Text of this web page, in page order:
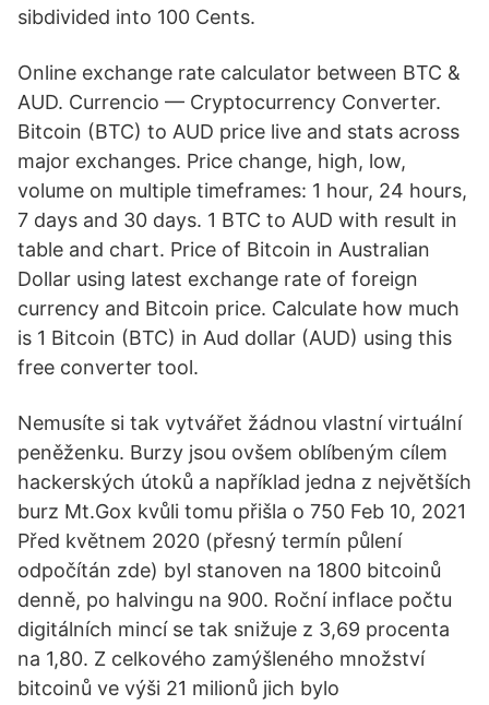
sibdivided into 100 Cents.
Online exchange rate calculator between BTC &
AUD. Currencio — Cryptocurrency Converter.
Bitcoin (BTC) to AUD price live and stats across
major exchanges. Price change, high, low,
volume on multiple timeframes: 1 hour, 24 hours,
7 days and 30 days. 1 BTC to AUD with result in
table and chart. Price of Bitcoin in Australian
Dollar using latest exchange rate of foreign
currency and Bitcoin price. Calculate how much
is 1 Bitcoin (BTC) in Aud dollar (AUD) using this
free converter tool.
Nemusíte si tak vytvářet žádnou vlastní virtuální
peněženku. Burzy jsou ovšem oblíbeným cílem
hackerských útoků a například jedna z největších
burz Mt.Gox kvůli tomu přišla o 750 Feb 10, 2021
Před květnem 2020 (přesný termín půlení
odpočítán zde) byl stanoven na 1800 bitcoinů
denně, po halvingu na 900. Roční inflace počtu
digitálních mincí se tak snižuje z 3,69 procenta
na 1,80. Z celkového zamýšleného množství
bitcoinů ve výši 21 milionů jich bylo